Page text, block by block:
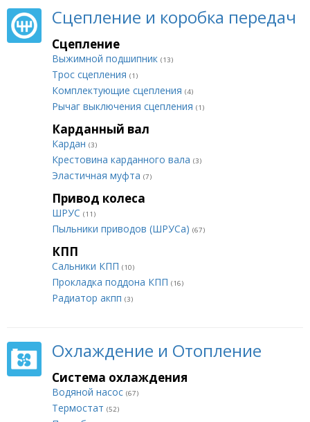
Сцепление и коробка передач
Сцепление
Выжимной подшипник (13)
Трос сцепления (1)
Комплектующие сцепления (4)
Рычаг выключения сцепления (1)
Карданный вал
Кардан (3)
Крестовина карданного вала (3)
Эластичная муфта (7)
Привод колеса
ШРУС (11)
Пыльники приводов (ШРУСа) (67)
КПП
Сальники КПП (10)
Прокладка поддона КПП (16)
Радиатор акпп (3)
Охлаждение и Отопление
Система охлаждения
Водяной насос (67)
Термостат (52)